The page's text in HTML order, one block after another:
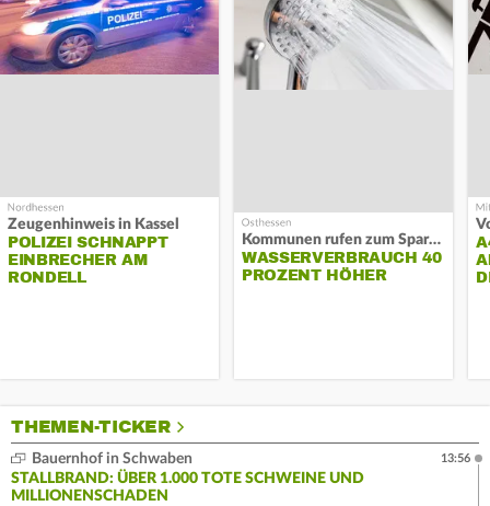
Zeugenhinweis in Kassel
POLIZEI SCHNAPPT
EINBRECHER AM
RONDELL
Kommunen rufen zum Sparen auf
WASSERVERBRAUCH 40
PROZENT HÖHER
THEMEN-TICKER
Bauernhof in Schwaben
STALLBRAND: ÜBER 1.000 TOTE SCHWEINE UND
MILLIONENSCHADEN
13:56